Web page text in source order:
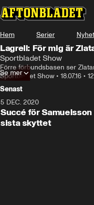
Hem Serier
Lagrell: För mig är
Sportbladet Show
Förre förbundsbasen ser
Sportbladet Show • 18.07.16 •
Se mer
Senast
5 DEC. 2020
Succé för
sista skyttet